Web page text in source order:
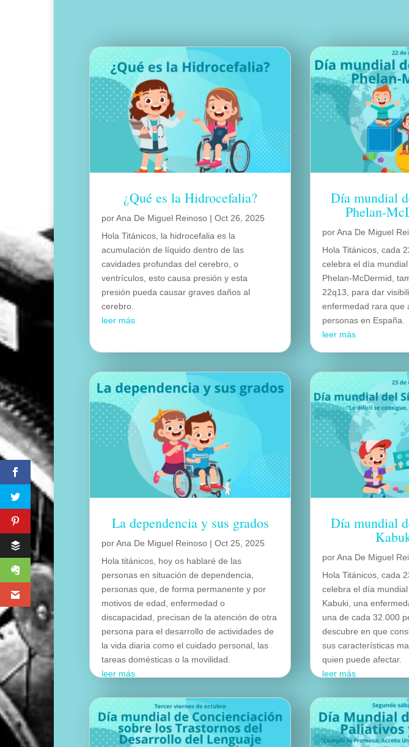
¿Qué es la Hidrocefalia?
porAna De Miguel Reinoso |Oct 26, 2025
Hola Titánicos, la hidrocefalia es la
acumulación de líquido dentro de las
cavidades profundas del cerebro, o
ventrículos, esto causa presión y esta
presión pueda causar graves daños al
cerebro.
leer más
La dependencia y sus grados
porAna De Miguel Reinoso |Oct 25, 2025
Hola titánicos, hoy os hablaré de las
personas en situación de dependencia,
personas que, de forma permanente y por
motivos de edad, enfermedad o
discapacidad, precisan de la atención de otra
persona para el desarrollo de actividades de
la vida diaria como el cuidado personal, las
tareas domésticas o la movilidad.
leer más
Día mundial
Phelan-
porAna De Miguel
Hola Titánicos, cada
celebra el día
Phelan-McDermid,
22q13, para dar
enfermedad rara que
personas en España.
leer más
Día mundial
porAna De Miguel
Hola Titánicos, cada
celebra el día
Kabuki, una
una de cada 32.000
descubre en que
sus características
quien puede afectar.
leer más